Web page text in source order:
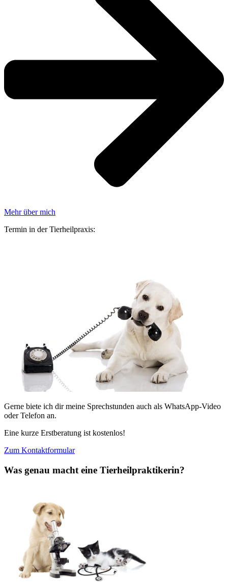
Mehr über mich
Termin in der Tierheilpraxis:
Gerne biete ich dir meine Sprechstunden auch als WhatsApp-Video
oder Telefon an.
Eine kurze Erstberatung ist kostenlos!
Zum Kontaktformular
Was genau macht eine Tierheilpraktikerin?